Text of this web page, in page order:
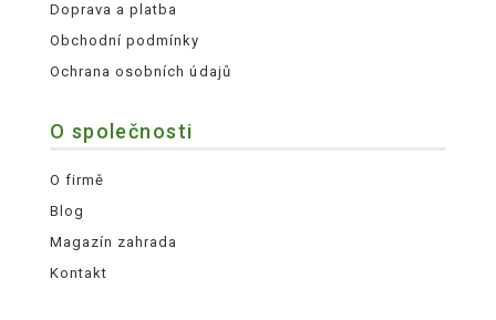
Doprava a platba
Obchodní podmínky
Ochrana osobních údajů
O společnosti
O firmě
Blog
Magazín zahrada
Kontakt